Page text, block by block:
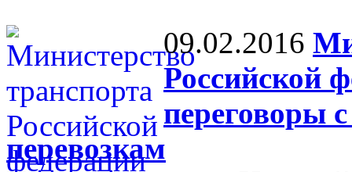
09.02.2016
Российской
переговоры
перевозкам